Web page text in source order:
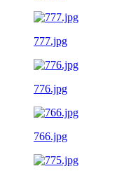
777.jpg
776.jpg
766.jpg